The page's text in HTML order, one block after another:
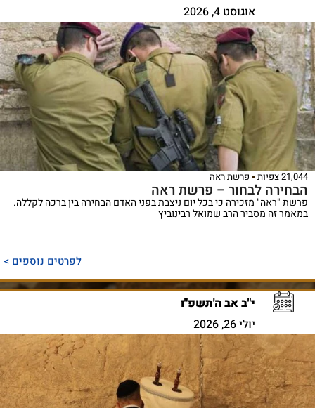
אוגוסט 4, 2026
21,044 צפיות פרשת ראה
הבחירה לבחור – פרשת ראה
פרשת "ראה" מזכירה כי בכל יום ניצבת בפני האדם הבחירה בין ברכה לקללה.
במאמר זה מסביר הרב שמואל רבינוביץ
לפרטים נוספים >
י"ב אב ה'תשפ"ו
יולי 26, 2026